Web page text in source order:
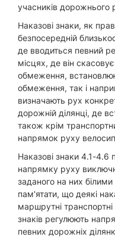
учасників дорожнього
Наказові знаки, як
безпосередній
де вводиться певний
місцях, де він
обмеження,
обмеження, так і
визначають рух
дорожній ділянці, де
також крім
напрямок руху
Наказові знаки 4.1-4.6
напрямку руху
заданого на них
пам'ятати, що деякі
маршрутні
знаків регулюють
певних дорожніх